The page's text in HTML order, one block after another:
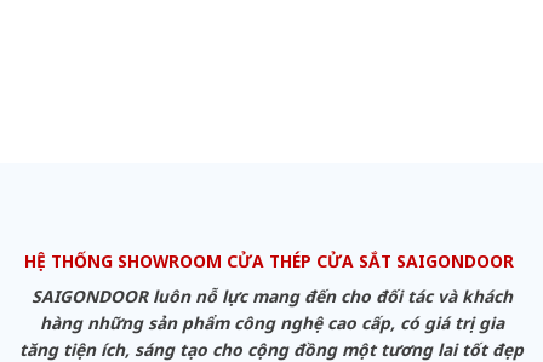
HỆ THỐNG SHOWROOM CỬA THÉP CỬA SẮT SAIGONDOOR
SAIGONDOOR luôn nỗ lực mang đến cho đối tác và khách
hàng những sản phẩm công nghệ cao cấp, có giá trị gia
tăng tiện ích, sáng tạo cho cộng đồng một tương lai tốt đẹp